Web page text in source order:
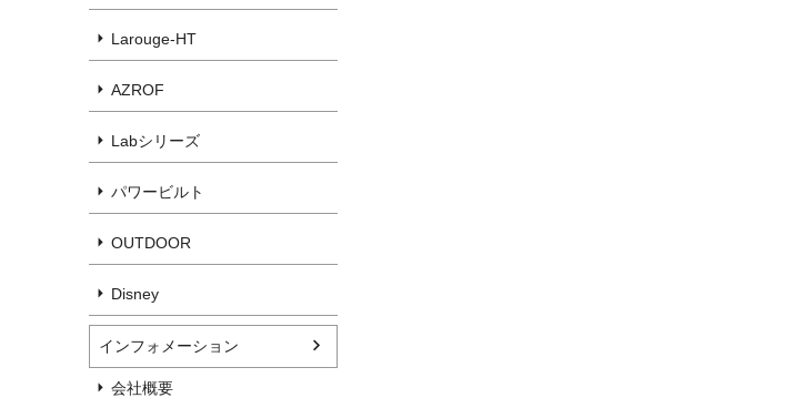
Larouge-HT
AZROF
Labシリーズ
パワービルト
OUTDOOR
Disney
インフォメーション
会社概要